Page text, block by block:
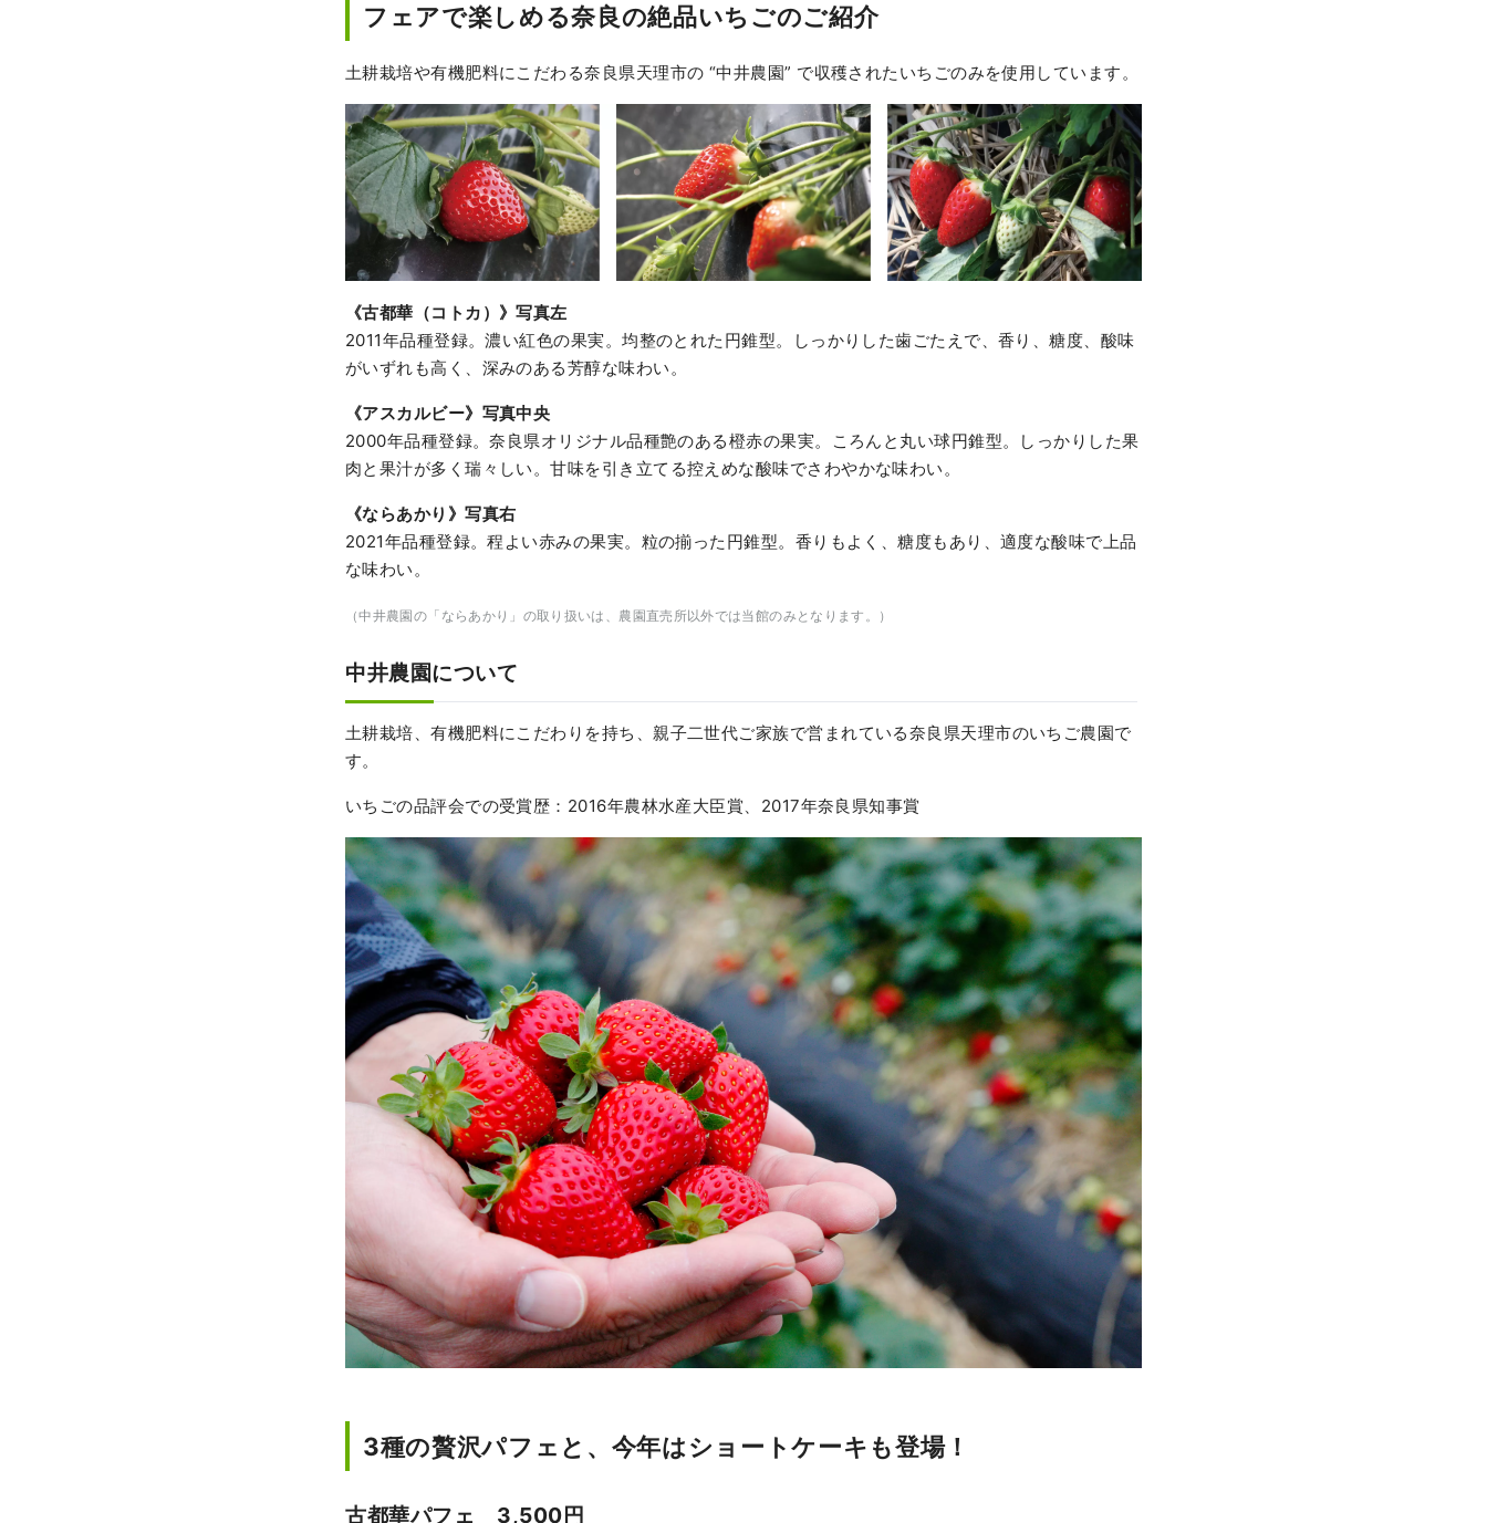
フェアで楽しめる奈良の絶品いちごのご紹介
土耕栽培や有機肥料にこだわる奈良県天理市の “中井農園” で収穫されたいちごのみを使用しています。
《古都華（コトカ）》写真左
2011年品種登録。濃い紅色の果実。均整のとれた円錐型。しっかりした歯ごたえで、香り、糖度、酸味
がいずれも高く、深みのある芳醇な味わい。
《アスカルビー》写真中央
2000年品種登録。奈良県オリジナル品種艶のある橙赤の果実。ころんと丸い球円錐型。しっかりした果
肉と果汁が多く瑞々しい。甘味を引き立てる控えめな酸味でさわやかな味わい。
《ならあかり》写真右
2021年品種登録。程よい赤みの果実。粒の揃った円錐型。香りもよく、糖度もあり、適度な酸味で上品
な味わい。
（中井農園の「ならあかり」の取り扱いは、農園直売所以外では当館のみとなります。）
中井農園について
土耕栽培、有機肥料にこだわりを持ち、親子二世代ご家族で営まれている奈良県天理市のいちご農園で
す。
いちごの品評会での受賞歴：2016年農林水産大臣賞、2017年奈良県知事賞
3種の贅沢パフェと、今年はショートケーキも登場！
古都華パフェ 3,500円